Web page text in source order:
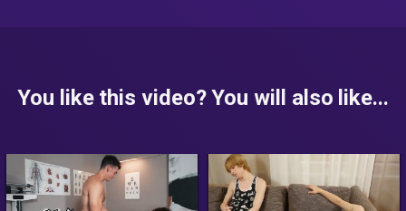
You like this video? You will also like...